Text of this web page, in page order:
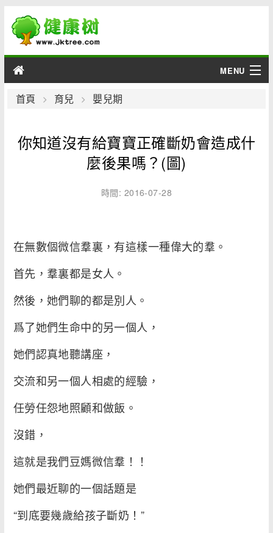
MENU
男性
疾病
首頁 育兒 嬰兒期
你知道沒有給寶寶正確斷奶會造成什
麼後果嗎？(圖)
時間: 2016-07-28
在無數個微信羣裏，有這樣一種偉大的羣。
首先，羣裏都是女人。
然後，她們聊的都是別人。
爲了她們生命中的另一個人，
她們認真地聽講座，
交流和另一個人相處的經驗，
任勞任怨地照顧和做飯。
沒錯，
這就是我們豆媽微信羣！！
她們最近聊的一個話題是
“到底要幾歲給孩子斷奶！”